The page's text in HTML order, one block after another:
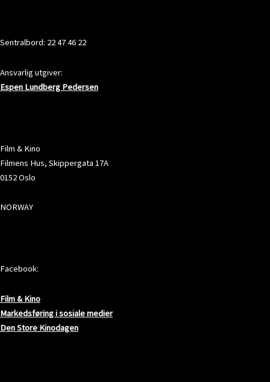
Sentralbord: 22 47 46 22
Ansvarlig utgiver:
Espen Lundberg Pedersen
Film & Kino
Filmens Hus, Skippergata 17A
0152 Oslo
NORWAY
Facebook:
Film & Kino
Markedsføring i sosiale medier
Den Store Kinodagen